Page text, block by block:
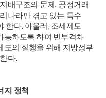
배구조의 문제, 공정거래
나라만 겪고 있는 특수
한다. 아울러, 조세제도
능하도록 하여 빈부격차
도의 실행을 위해 지방정부
다.
지 정책